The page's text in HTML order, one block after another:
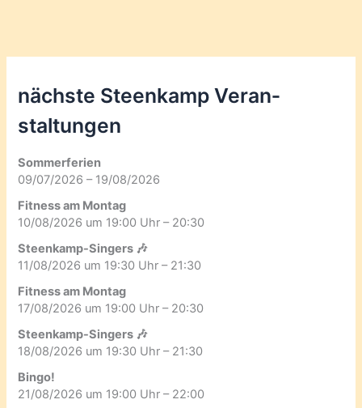
nächste Steenkamp Veran­
staltungen
Sommerferien
09/07/2026 – 19/08/2026
Fitness am Montag
10/08/2026 um 19:00 Uhr – 20:30
Steenkamp-Singers 🎶
11/08/2026 um 19:30 Uhr – 21:30
Fitness am Montag
17/08/2026 um 19:00 Uhr – 20:30
Steenkamp-Singers 🎶
18/08/2026 um 19:30 Uhr – 21:30
Bingo!
21/08/2026 um 19:00 Uhr – 22:00